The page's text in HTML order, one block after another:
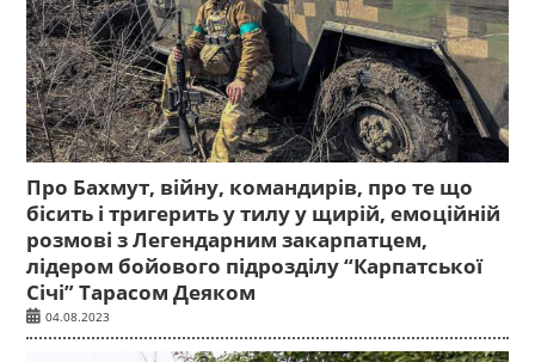
Про Бахмут, війну, командирів, про те що
бісить і тригерить у тилу у щирій, емоційній
розмові з Легендарним закарпатцем,
лідером бойового підрозділу “Карпатської
Січі” Тарасом Деяком
04.08.2023